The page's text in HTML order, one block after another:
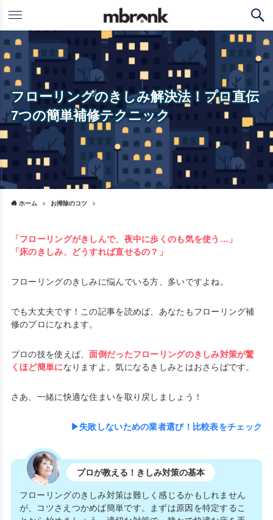
フローリングのきしみ解決法！プロ直伝
7つの簡単補修テクニック
ホーム お掃除のコツ
「フローリングがきしんで、夜中に歩くのも気を使う…」
「床のきしみ、どうすれば直せるの？」
フローリングのきしみに悩んでいる方、多いですよね。
でも大丈夫です！この記事を読めば、あなたもフローリング補
修のプロになれます。
プロの技を使えば、面倒だったフローリングのきしみ対策が驚
くほど簡単になりますよ。気になるきしみとはおさらばです。
さあ、一緒に快適な住まいを取り戻しましょう！
▶失敗しないための業者選び！比較表をチェック
プロが教える！きしみ対策の基本
フローリングのきしみ対策は難しく感じるかもしれません
が、コツさえつかめば簡単です。まずは原因を特定するこ